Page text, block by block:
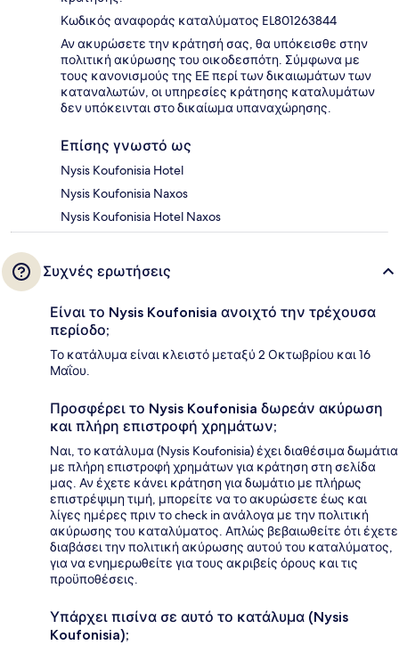
Κωδικός αναφοράς καταλύματος EL801263844
Αν ακυρώσετε την κράτησή σας, θα υπόκεισθε στην
πολιτική ακύρωσης του οικοδεσπότη. Σύμφωνα με
τους κανονισμούς της ΕΕ περί των δικαιωμάτων των
καταναλωτών, οι υπηρεσίες κράτησης καταλυμάτων
δεν υπόκεινται στο δικαίωμα υπαναχώρησης.
Επίσης γνωστό ως
Nysis Koufonisia Hotel
Nysis Koufonisia Naxos
Nysis Koufonisia Hotel Naxos
Συχνές ερωτήσεις
Είναι το Nysis Koufonisia ανοιχτό την τρέχουσα
περίοδο;
Το κατάλυμα είναι κλειστό μεταξύ 2 Οκτωβρίου και 16
Μαΐου.
Προσφέρει το Nysis Koufonisia δωρεάν ακύρωση
και πλήρη επιστροφή χρημάτων;
Ναι, το κατάλυμα (Nysis Koufonisia) έχει διαθέσιμα δωμάτια
με πλήρη επιστροφή χρημάτων για κράτηση στη σελίδα
μας. Αν έχετε κάνει κράτηση για δωμάτιο με πλήρως
επιστρέψιμη τιμή, μπορείτε να το ακυρώσετε έως και
λίγες ημέρες πριν το check in ανάλογα με την πολιτική
ακύρωσης του καταλύματος. Απλώς βεβαιωθείτε ότι έχετε
διαβάσει την πολιτική ακύρωσης αυτού του καταλύματος,
για να ενημερωθείτε για τους ακριβείς όρους και τις
προϋποθέσεις.
Υπάρχει πισίνα σε αυτό το κατάλυμα (Nysis
Koufonisia);